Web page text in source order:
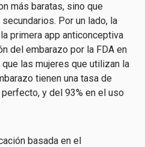
más baratas, sino que
Por un lado, la
primera app anticonceptiva
del embarazo por la FDA en
que las mujeres que utilizan la
tienen una tasa de
y del 93% en el uso
basada en el